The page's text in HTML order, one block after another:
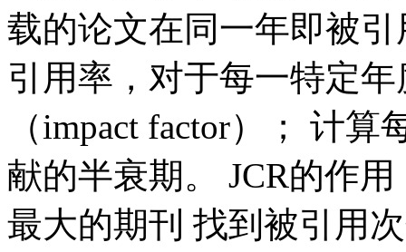
载的论文在同一年即被
引用率，对于每一特定
（impact factor）； 计
献的半衰期。 JCR的作
最大的期刊 找到被引用